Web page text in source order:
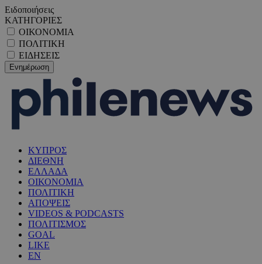
Ειδοποιήσεις
ΚΑΤΗΓΟΡΙΕΣ
ΟΙΚΟΝΟΜΙΑ
ΠΟΛΙΤΙΚΗ
ΕΙΔΗΣΕΙΣ
ΚΥΠΡΟΣ
ΔΙΕΘΝΗ
ΕΛΛΑΔΑ
ΟΙΚΟΝΟΜΙΑ
ΠΟΛΙΤΙΚΗ
ΑΠΟΨΕΙΣ
VIDEOS & PODCASTS
ΠΟΛΙΤΙΣΜΟΣ
GOAL
LIKE
EN